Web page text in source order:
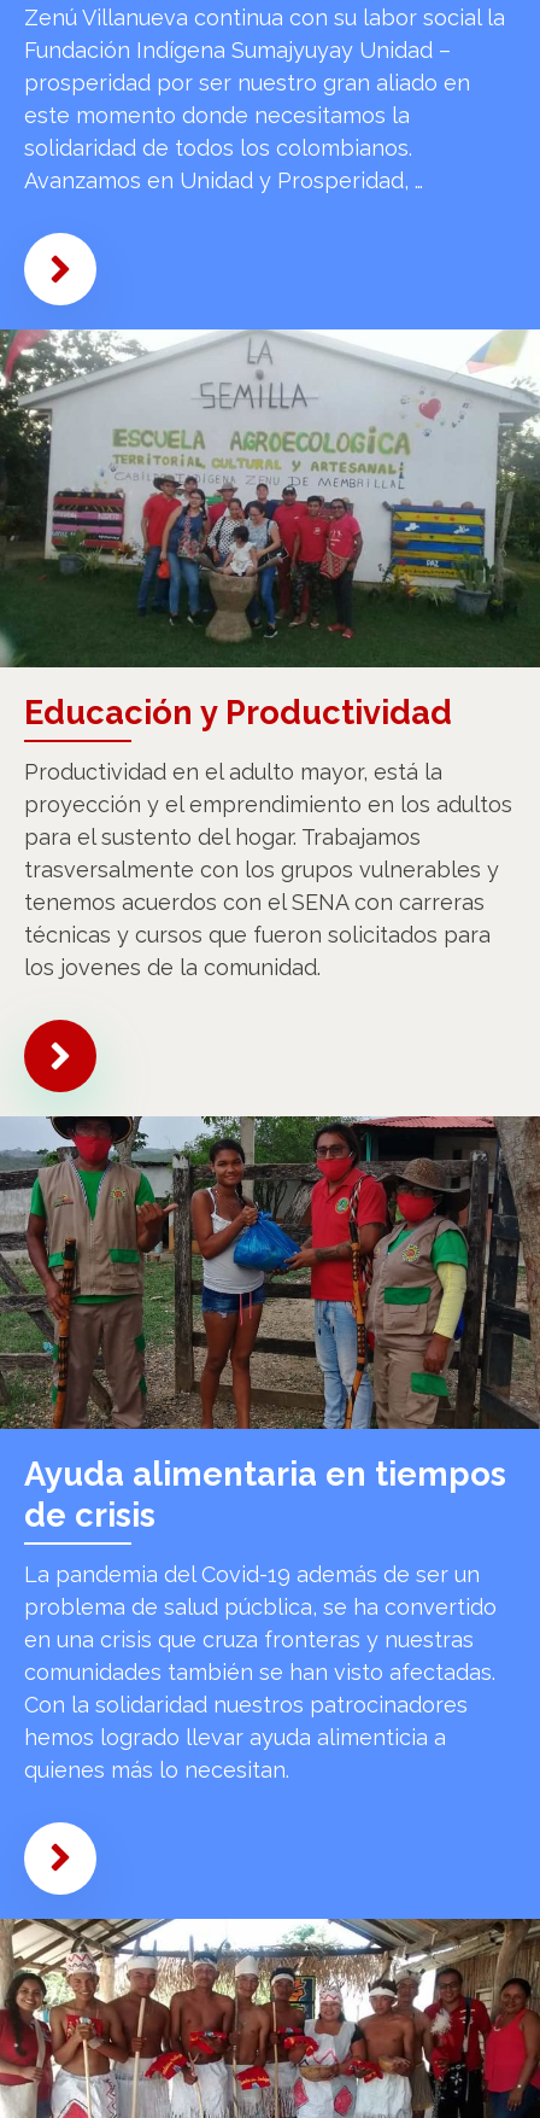
Zenú Villanueva continua con su labor social la
Fundación Indígena Sumajyuyay Unidad –
prosperidad por ser nuestro gran aliado en
este momento donde necesitamos la
solidaridad de todos los colombianos.
Avanzamos en Unidad y Prosperidad, …
Educación y Productividad
Productividad en el adulto mayor, está la
proyección y el emprendimiento en los adultos
para el sustento del hogar. Trabajamos
trasversalmente con los grupos vulnerables y
tenemos acuerdos con el SENA con carreras
técnicas y cursos que fueron solicitados para
los jovenes de la comunidad.
Ayuda alimentaria en tiempos
de crisis
La pandemia del Covid-19 además de ser un
problema de salud púcblica, se ha convertido
en una crisis que cruza fronteras y nuestras
comunidades también se han visto afectadas.
Con la solidaridad nuestros patrocinadores
hemos logrado llevar ayuda alimenticia a
quienes más lo necesitan.